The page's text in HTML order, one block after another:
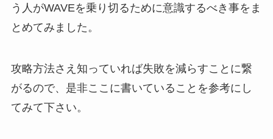
う人がWAVEを乗り切るために意識するべき事をま
とめてみました。
攻略方法さえ知っていれば失敗を減らすことに繋
がるので、是非ここに書いていることを参考にし
てみて下さい。